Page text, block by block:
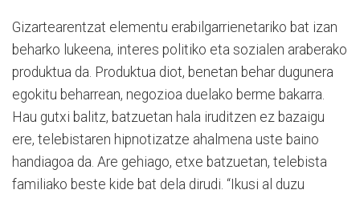
Gizartearentzat elementu erabilgarrienetariko bat izan
beharko lukeena, interes politiko eta sozialen araberako
produktua da. Produktua diot, benetan behar dugunera
egokitu beharrean, negozioa duelako berme bakarra.
Hau gutxi balitz, batzuetan hala iruditzen ez bazaigu
ere, telebistaren hipnotizatze ahalmena uste baino
handiagoa da. Are gehiago, etxe batzuetan, telebista
familiako beste kide bat dela dirudi. “Ikusi al duzu